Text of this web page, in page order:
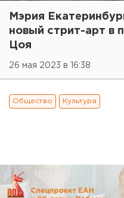
Мэрия
новый стрит-арт в
Цоя
26 мая 2023 в 16:38
Общество Культура